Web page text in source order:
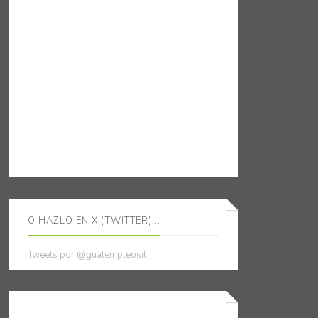
O HAZLO EN X (TWITTER)...
Tweets por @guatempleosit